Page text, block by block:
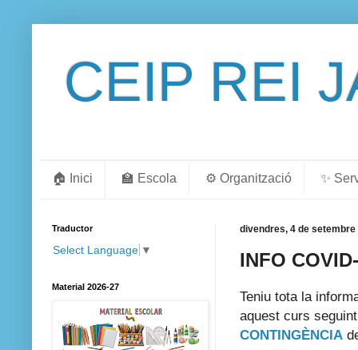
CEIP REI
🏠 Inici 🏫 Escola ⚙️ Organització ✨
divendres, 4 de setembre
INFO
Teniu tota la
aquest curs
CONTINGÈNCIA
Traductor
Select Language ▼
Material 2026-27